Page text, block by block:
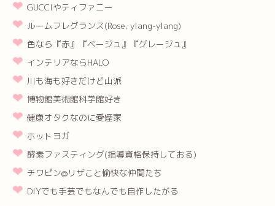
GUCCIやティファニー
ルームフレグランス(Rose, ylang-ylang)
色なら『赤』『ベージュ』『グレージュ』
インテリアならHALO
川も海も好きだけど山派
博物館美術館科学館好き
健康オタクなのに愛煙家
ホットヨガ
酵素ファスティング(指導資格保持しておる)
チワピン@リザこと愉快な仲間たち
DIYでも手芸でもなんでも自作したがる